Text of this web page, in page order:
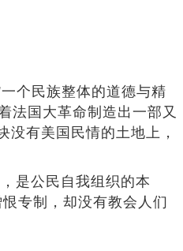
个民族整体的道德与精
法国大革命制造出一部又
有美国民情的土地上，
是公民自我组织的本
专制，却没有教会人们